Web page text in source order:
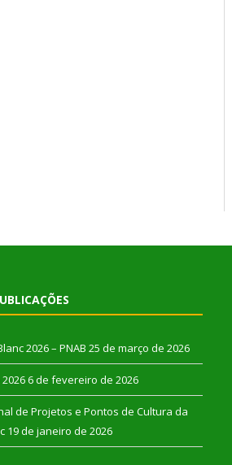
2026 – PNAB 25 de março de 2026
6 de fevereiro de 2026
de Projetos e Pontos de Cultura da
19 de janeiro de 2026